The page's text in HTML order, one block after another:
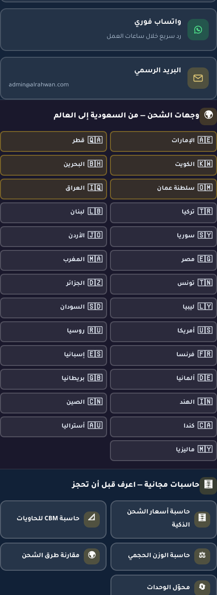
واتساب فوري
رد سريع خلال ساعات العمل
البريد الرسمي
admin@alrahwan.com
🌍 وجهات الشحن — من السعودية إلى العالم
🇦🇪 الإمارات 🇶🇦 قطر
🇰🇼 الكويت 🇧🇭 البحرين
🇴🇲 سلطنة عمان 🇮🇶 العراق
🇹🇷 تركيا 🇱🇧 لبنان
🇸🇾 سوريا 🇯🇴 الأردن
🇪🇬 مصر 🇲🇦 المغرب
🇹🇳 تونس 🇩🇿 الجزائر
🇱🇾 ليبيا 🇸🇩 السودان
🇺🇸 أمريكا 🇷🇺 روسيا
🇫🇷 فرنسا 🇪🇸 إسبانيا
🇩🇪 ألمانيا 🇬🇧 بريطانيا
🇮🇳 الهند 🇨🇳 الصين
🇨🇦 كندا 🇦🇺 أستراليا
🇲🇾 ماليزيا
🧮 حاسبات مجانية — اعرف قبل أن تحجز
🧮
حاسبة أسعار الشحن
الذكية
📐 حاسبة CBM للحاويات
⚖️ حاسبة الوزن الحجمي 🌍 مقارنة طرق الشحن
🔄 محوّل الوحدات